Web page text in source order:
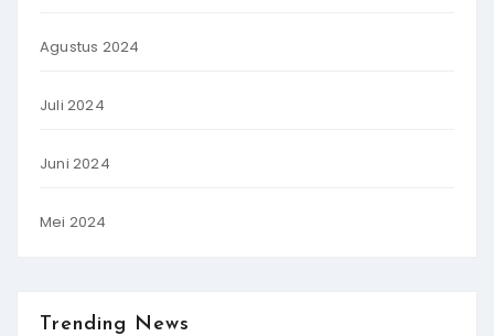
Agustus 2024
Juli 2024
Juni 2024
Mei 2024
Trending News